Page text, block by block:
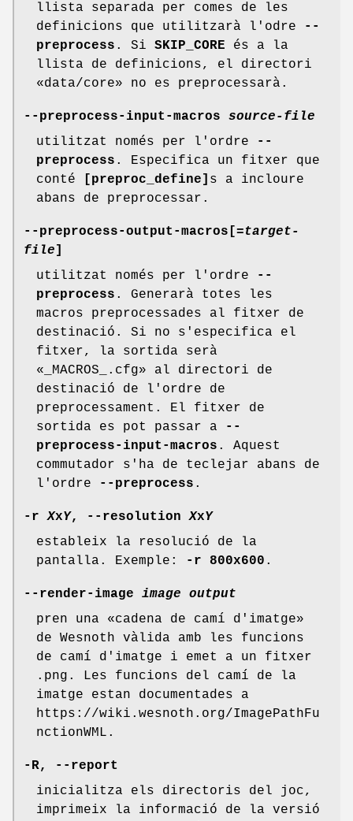
llista separada per comes de les
definicions que utilitzarà l'odre
--
preprocess . Si SKIP_CORE és a la
llista de definicions, el directori
«data/core» no es preprocessarà.
--preprocess-input-macros source-file
utilitzat només per l'ordre
--
preprocess . Especifica un fitxer que
conté
[preproc_define] s a incloure
abans de preprocessar.
--preprocess-output-macros[ =target-
file
utilitzat només per l'ordre
--
preprocess . Generarà totes les
macros preprocessades al fitxer de
destinació. Si no s'especifica el
fitxer, la sortida serà
«_MACROS_.cfg» al directori de
destinació de l'ordre de
preprocessament. El fitxer de
sortida es pot passar a
--
preprocess-input-macros . Aquest
commutador s'ha de teclejar abans de
l'ordre
--preprocess .
-rXxY, --resolutionXxY
estableix la resolució de la
pantalla. Exemple:
-r 800x600 .
--render-image image
output
pren una «cadena de camí d'imatge»
de Wesnoth vàlida amb les funcions
de camí d'imatge i emet a un fitxer
.png. Les funcions del camí de la
imatge estan documentades a
https://wiki.wesnoth.org/ImagePathFu
nctionWML.
-R, --report
inicialitza els directoris del joc,
imprimeix la informació de la versió